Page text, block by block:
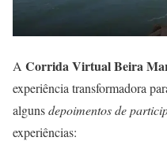
A Corrida Virtual Beira
experiência transformadora
algunsdepoimentos de
experiências: